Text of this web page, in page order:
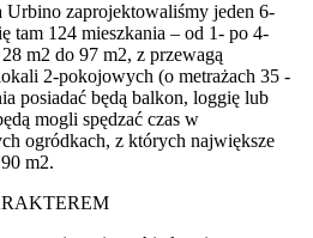
Urbino zaprojektowaliśmy jeden 6-
tam 124 mieszkania – od 1- po 4-
m2 do 97 m2, z przewagą
2-pokojowych (o metrażach 35 -
posiadać będą balkon, loggię lub
mogli spędzać czas w
ogródkach, z których największe
m2.